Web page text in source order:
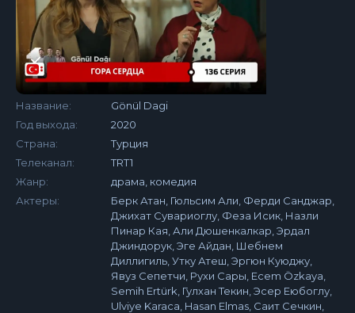
Название:
Gönül Dagi
Год выхода:
2020
Страна:
Турция
Телеканал:
TRT1
Жанр:
драма, комедия
Актеры:
Берк Атан, Гюльсим Али, Ферди Санджар,
Джихат Сувариоглу, Феза Исик, Назли
Пинар Кая, Али Дюшенкалкар, Эрдал
Джиндорук, Эге Айдан, Шебнем
Диллигиль, Утку Атеш, Эргюн Куюджу,
Явуз Сепетчи, Рухи Сары, Ecem Özkaya,
Semih Ertürk, Гулхан Текин, Эсер Еюбоглу,
Ulviye Karaca, Hasan Elmas, Саит Сечкин,